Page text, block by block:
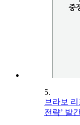
5.
브라보 리
전략’ 발